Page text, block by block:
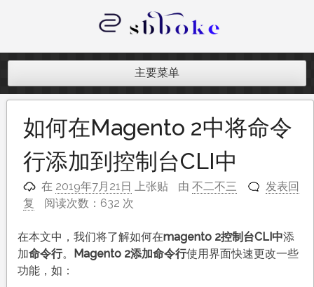
内
记录跨境电商独立站开发遇到的点点
主要菜单
如何在Magento 2中将命令
行添加到控制台CLI中
在 2019年7月21日 上张贴 由 不二不三
发表回
复
阅读次数：632 次
在本文中，我们将了解如何在magento 2控制台CLI中添
加命令行。 Magento 2添加命令行使用界面快速更改一些
功能，如：